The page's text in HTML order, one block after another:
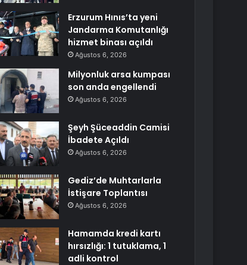
Erzurum Hınıs’ta yeni
Jandarma Komutanlığı
hizmet binası açıldı
Ağustos 6, 2026
Milyonluk arsa kumpası
son anda engellendi
Ağustos 6, 2026
Şeyh Şüceaddin Camisi
İbadete Açıldı
Ağustos 6, 2026
Gediz’de Muhtarlarla
İstişare Toplantısı
Ağustos 6, 2026
Hamamda kredi kartı
hırsızlığı: 1 tutuklama, 1
adli kontrol